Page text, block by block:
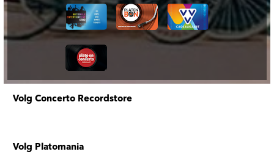
Volg Concerto Recordstore
Volg Platomania